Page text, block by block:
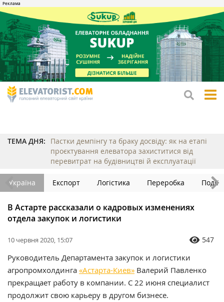
ТЕМА ДНЯ:
Пастки демпінгу та браку досвіду: як на етапі
проєктування елеватора захиститися від
перевитрат на будівництві й експлуатації
Україна Експорт Логістика Переробка Події
В Астарте рассказали о кадровых изменениях
отдела закупок и логистики
10 червня 2020, 15:07 547
Руководитель Департамента закупок и логистики
агропромхолдинга «Астарта-Киев» Валерий Павленко
прекращает работу в компании. С 22 июня специалист
продолжит свою карьеру в другом бизнесе.